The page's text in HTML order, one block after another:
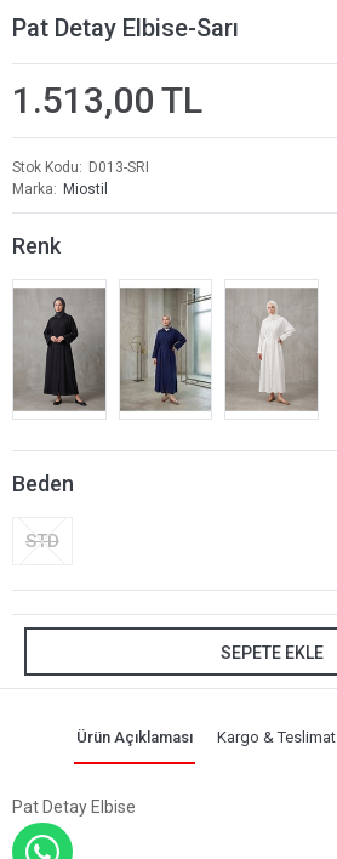
Pat Detay Elbise-Sarı
1.513,00 TL
Stok Kodu
D013-SRI
Marka
Miostil
Renk
Beden
STD
SEPETE EKLE
Ürün Açıklaması Kargo & Teslimat
Pat Detay Elbise